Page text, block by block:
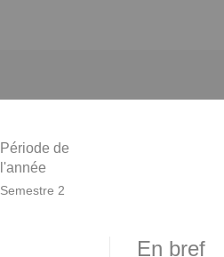
Période de
l'année
Semestre 2
En bref